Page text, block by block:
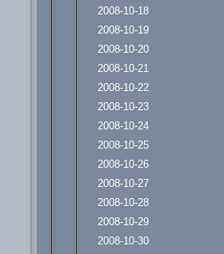
2008-10-18
2008-10-19
2008-10-20
2008-10-21
2008-10-22
2008-10-23
2008-10-24
2008-10-25
2008-10-26
2008-10-27
2008-10-28
2008-10-29
2008-10-30